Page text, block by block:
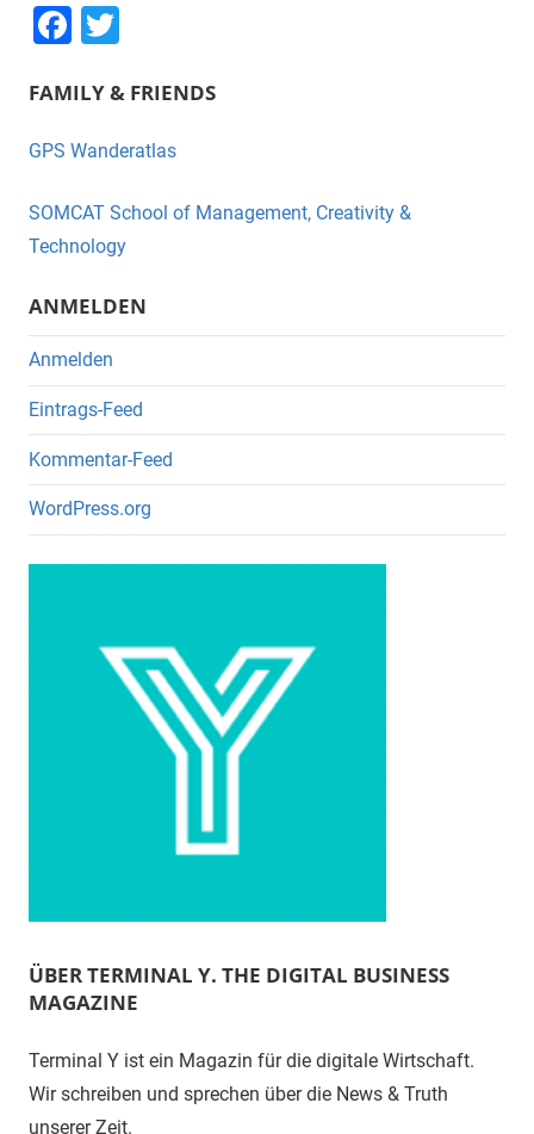
F
c
e
o
o
k
tt
er
FAMILY & FRIENDS
GPS Wanderatlas
SOMCAT School of Management, Creativity &
Technology
ANMELDEN
Anmelden
Eintrags-Feed
Kommentar-Feed
WordPress.org
ÜBER TERMINAL Y. THE DIGITAL BUSINESS
MAGAZINE
Terminal Y ist ein Magazin für die digitale Wirtschaft.
Wir schreiben und sprechen über die News & Truth
unserer Zeit.